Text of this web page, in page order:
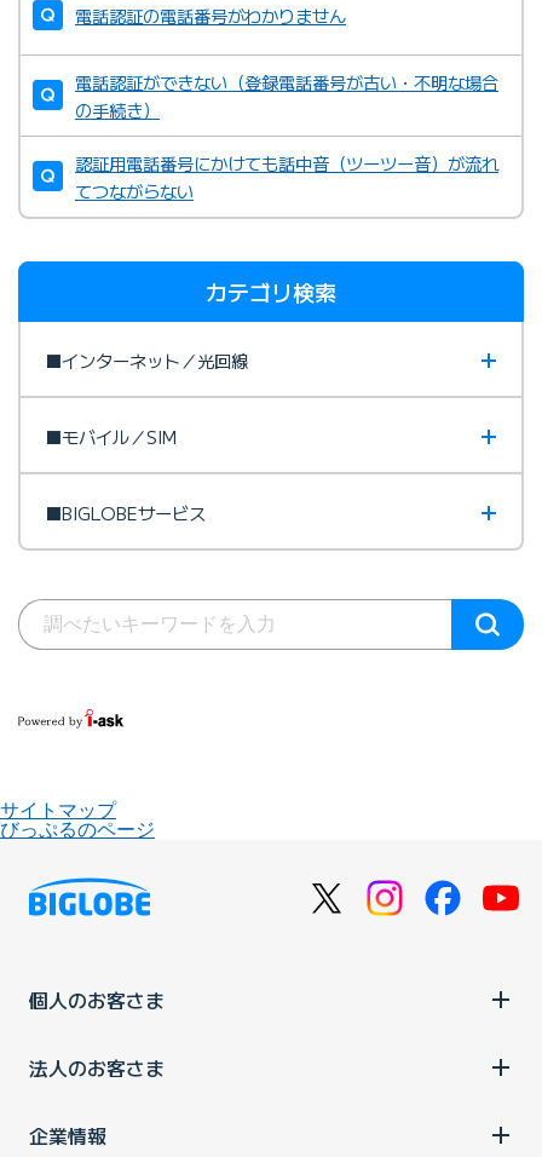
電話認証の電話番号がわかりません
電話認証ができない（登録電話番号が古い・不明な場合
の手続き）
認証用電話番号にかけても話中音（ツーツー音）が流れ
てつながらない
カテゴリ検索
■インターネット／光回線
■モバイル／SIM
■BIGLOBEサービス
サイトマップ
びっぷるのページ
個人のお客さま
法人のお客さま
企業情報